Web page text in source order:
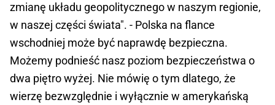
zmianę układu geopolitycznego w naszym regionie,
w naszej części świata". - Polska na flance
wschodniej może być naprawdę bezpieczna.
Możemy podnieść nasz poziom bezpieczeństwa o
dwa piętro wyżej. Nie mówię o tym dlatego, że
wierzę bezwzględnie i wyłącznie w amerykańską